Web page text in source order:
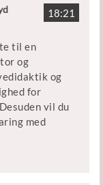
det relevant
skal og kan
vi lære af de
kan
og
18:21
til en
og
og
for
vil du
med
skriftlige